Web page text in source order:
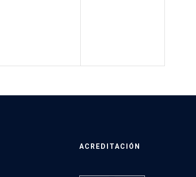
ACREDITACIÓN